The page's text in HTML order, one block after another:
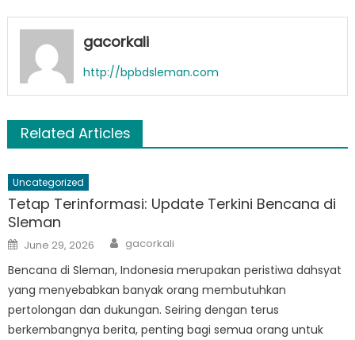
gacorkali
http://bpbdsleman.com
Related Articles
Uncategorized
Tetap Terinformasi: Update Terkini Bencana di
Sleman
Posted
on
June 29, 2026 Author
gacorkali
Bencana di Sleman, Indonesia merupakan peristiwa dahsyat
yang menyebabkan banyak orang membutuhkan
pertolongan dan dukungan. Seiring dengan terus
berkembangnya berita, penting bagi semua orang untuk